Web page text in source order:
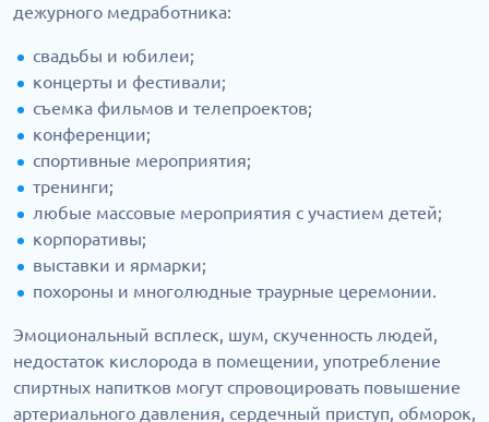
дежурного медработника:
свадьбы и юбилеи;
концерты и фестивали;
съемка фильмов и телепроектов;
конференции;
спортивные мероприятия;
тренинги;
любые массовые мероприятия с участием детей;
корпоративы;
выставки и ярмарки;
похороны и многолюдные траурные церемонии.
Эмоциональный всплеск, шум, скученность людей,
недостаток кислорода в помещении, употребление
спиртных напитков могут спровоцировать повышение
артериального давления, сердечный приступ, обморок,